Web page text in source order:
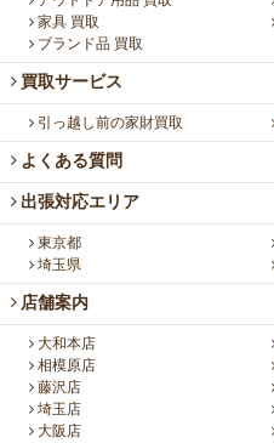
家具 買取
ブランド品 買取
買取サービス
引っ越し前の家財買取
よくある質問
出張対応エリア
東京都
埼玉県
店舗案内
大和本店
相模原店
藤沢店
埼玉店
大阪店